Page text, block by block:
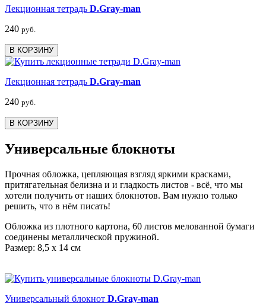
Лекционная тетрадь D.Gray-man
240 руб.
В КОРЗИНУ
Лекционная тетрадь D.Gray-man
240 руб.
В КОРЗИНУ
Универсальные блокноты
Прочная обложка, цепляющая взгляд яркими красками,
притягательная белизна и и гладкость листов - всё, что мы
хотели получить от наших блокнотов. Вам нужно только
решить, что в нём писать!
Обложка из плотного картона, 60 листов мелованной бумаги
соединены металлической пружиной.
Размер: 8,5 х 14 см
Универсальный блокнот D.Gray-man